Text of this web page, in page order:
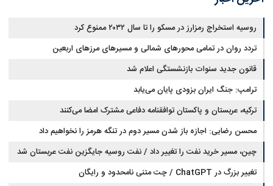
روسیه استخراج رمزارز در مسکو را تا سال ۲۰۳۲ ممنوع کرد
تردد روان در تمامی محورهای شمالی و مسیرهای مرزهای اربعین
قانون جدید سنوات بازنشستگی اعلام شد
ترامپ: جنگ ایران بزودی پایان می‌یابد
ترکیه، عربستان و پاکستان توافقنامه دفاعی مشترک امضا می‌کنند
محسن رضایی: اجازه باز شدن مسیر دوم در تنگه هرمز را نخواهیم داد
چین، مسیر خرید نفت را تغییر داد / نفت روسیه جایگزین نفت عربستان شد
تغییر بزرگ در ChatGPT / چت متنی نامحدود و رایگان